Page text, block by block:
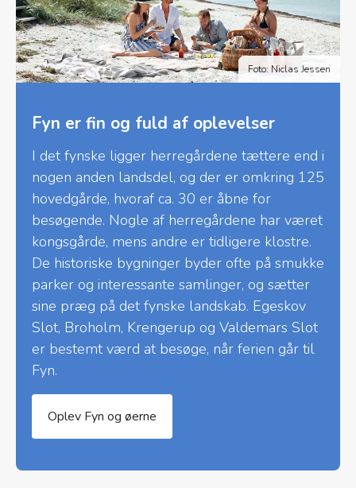
Foto: Niclas Jessen
Fyn er fin og fuld af oplevelser
I det fynske ligger herregårdene tættere end i
nogen anden landsdel, og der er omkring 125
hovedgårde, hvoraf ca. 30 er åbne for
besøgende. Nogle af herregårdene har været
kongsgårde, mens andre er tidligere klostre.
De historiske bygninger byder ofte på smukke
parker og interessante samlinger, og sætter
sine præg på det fynske landskab. Egeskov
Slot, Broholm, Krengerup og Valdemars Slot
er bestemt værd at besøge, når ferien går til
Fyn.
Oplev Fyn og øerne